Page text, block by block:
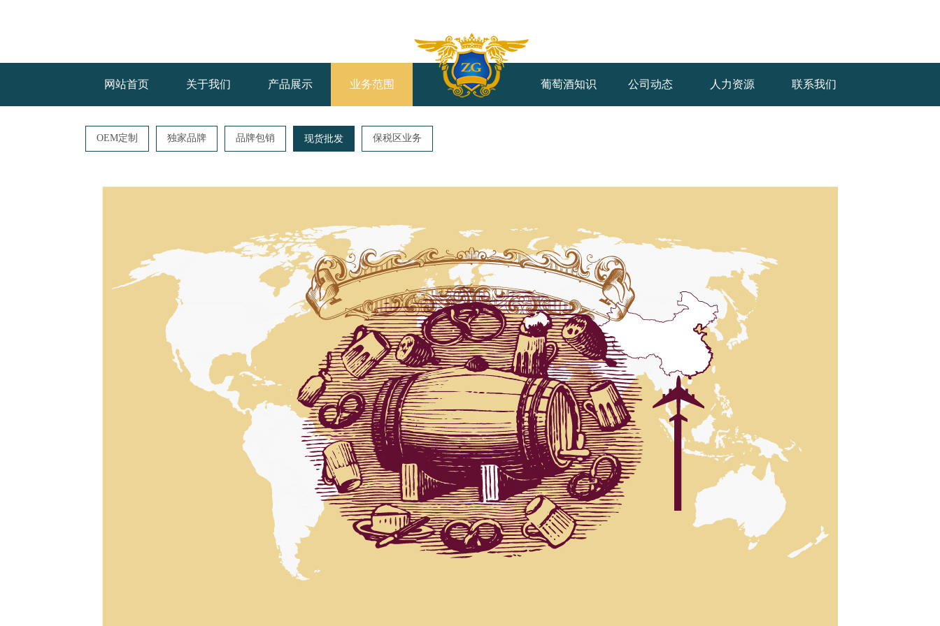
网站首页 关于我们 产品展示 业务范围 葡萄酒知识 公司动态 人力资源 联系我们
OEM定制 独家品牌 品牌包销 现货批发 保税区业务